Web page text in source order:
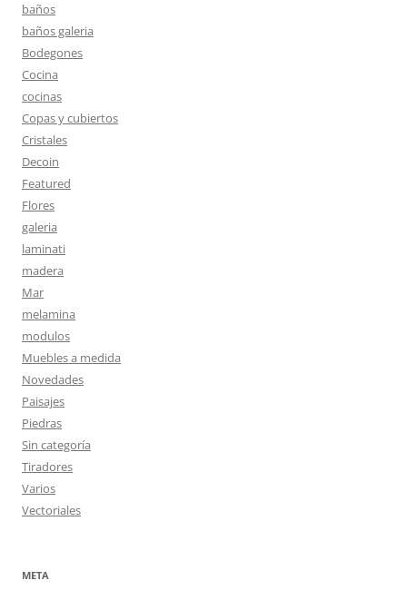
baños
baños galeria
Bodegones
Cocina
cocinas
Copas y cubiertos
Cristales
Decoin
Featured
Flores
galeria
laminati
madera
Mar
melamina
modulos
Muebles a medida
Novedades
Paisajes
Piedras
Sin categoría
Tiradores
Varios
Vectoriales
META